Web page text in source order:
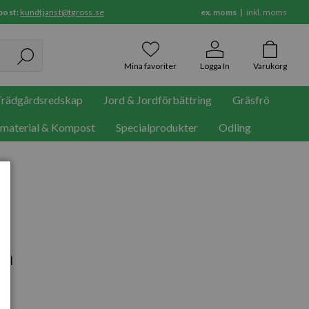
ex. moms inkl. moms
kundtjanst@tgross.se
Varukorg
Logga In
Mina favoriter
Jord & Jordförbättring Gräsfrö
& Kompost Specialprodukter Odling